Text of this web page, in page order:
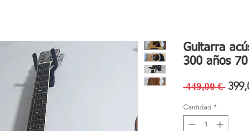
Guitarra
300 años
449,00 €
Cantidad *